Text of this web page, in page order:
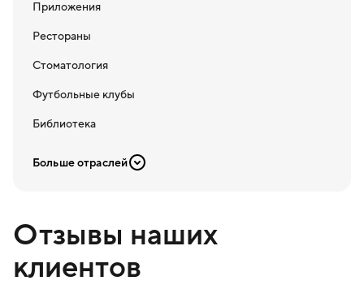
Приложения
Рестораны
Стоматология
Футбольные клубы
Библиотека
Больше отраслей
Отзывы наших
клиентов